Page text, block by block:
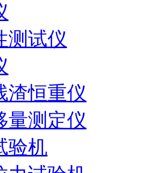
测试仪
渣恒重仪
量测定仪
验机